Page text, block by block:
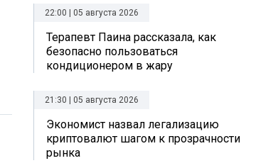
22:00 | 05 августа 2026
Терапевт Паина рассказала, как
безопасно пользоваться
кондиционером в жару
21:30 | 05 августа 2026
Экономист назвал легализацию
криптовалют шагом к прозрачности
рынка